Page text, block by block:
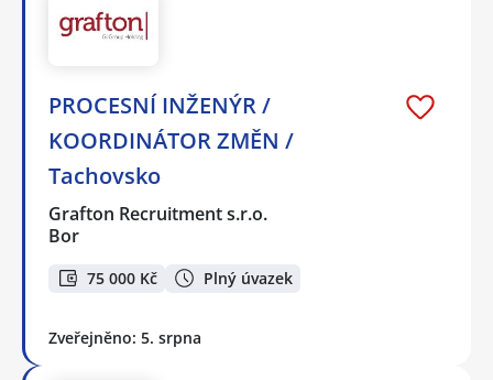
PROCESNÍ INŽENÝR /
KOORDINÁTOR ZMĚN /
Tachovsko
Grafton Recruitment s.r.o.
Bor
75 000 Kč Plný úvazek
Zveřejněno: 5. srpna